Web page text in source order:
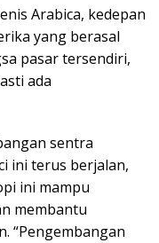
Arabica, kedepan
yang berasal
pasar tersendiri,
ada
sentra
ini terus berjalan,
ini mampu
membantu
“Pengembangan